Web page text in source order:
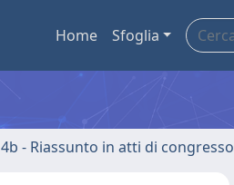
Home Sfoglia
4b - Riassunto in atti di congresso